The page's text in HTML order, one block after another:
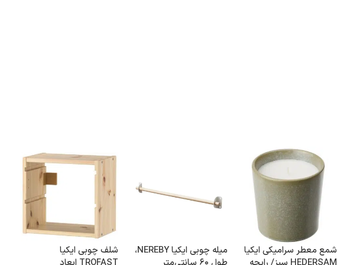
شمع معطر سرامیکی ایکیا
میله چوبی ایکیا NEREBY،
شلف چوبی ایکیا